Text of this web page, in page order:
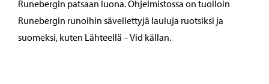
Runebergin patsaan luona. Ohjelmistossa on tuolloin
Runebergin runoihin sävellettyjä lauluja ruotsiksi ja
suomeksi, kuten Lähteellä – Vid källan.